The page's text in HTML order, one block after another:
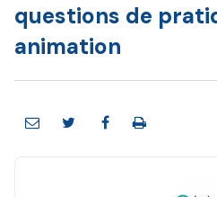
questions de
animation